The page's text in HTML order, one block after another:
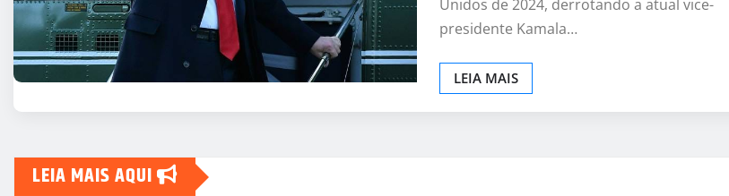
Unidos de 2024, derrotando a atual vice-
presidente Kamala…
LEIA MAIS
LEIA MAIS AQUI